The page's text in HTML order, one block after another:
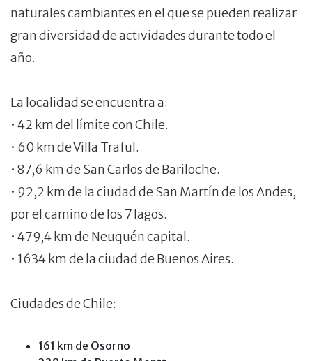
naturales cambiantes en el que se pueden realizar
gran diversidad de actividades durante todo el
año.
La localidad se encuentra a:
• 42 km del límite con Chile.
• 60 km de Villa Traful.
• 87,6 km de San Carlos de Bariloche.
• 92,2 km de la ciudad de San Martín de los Andes,
por el camino de los 7 lagos.
• 479,4 km de Neuquén capital.
• 1634 km de la ciudad de Buenos Aires.
Ciudades de Chile:
161 km de Osorno